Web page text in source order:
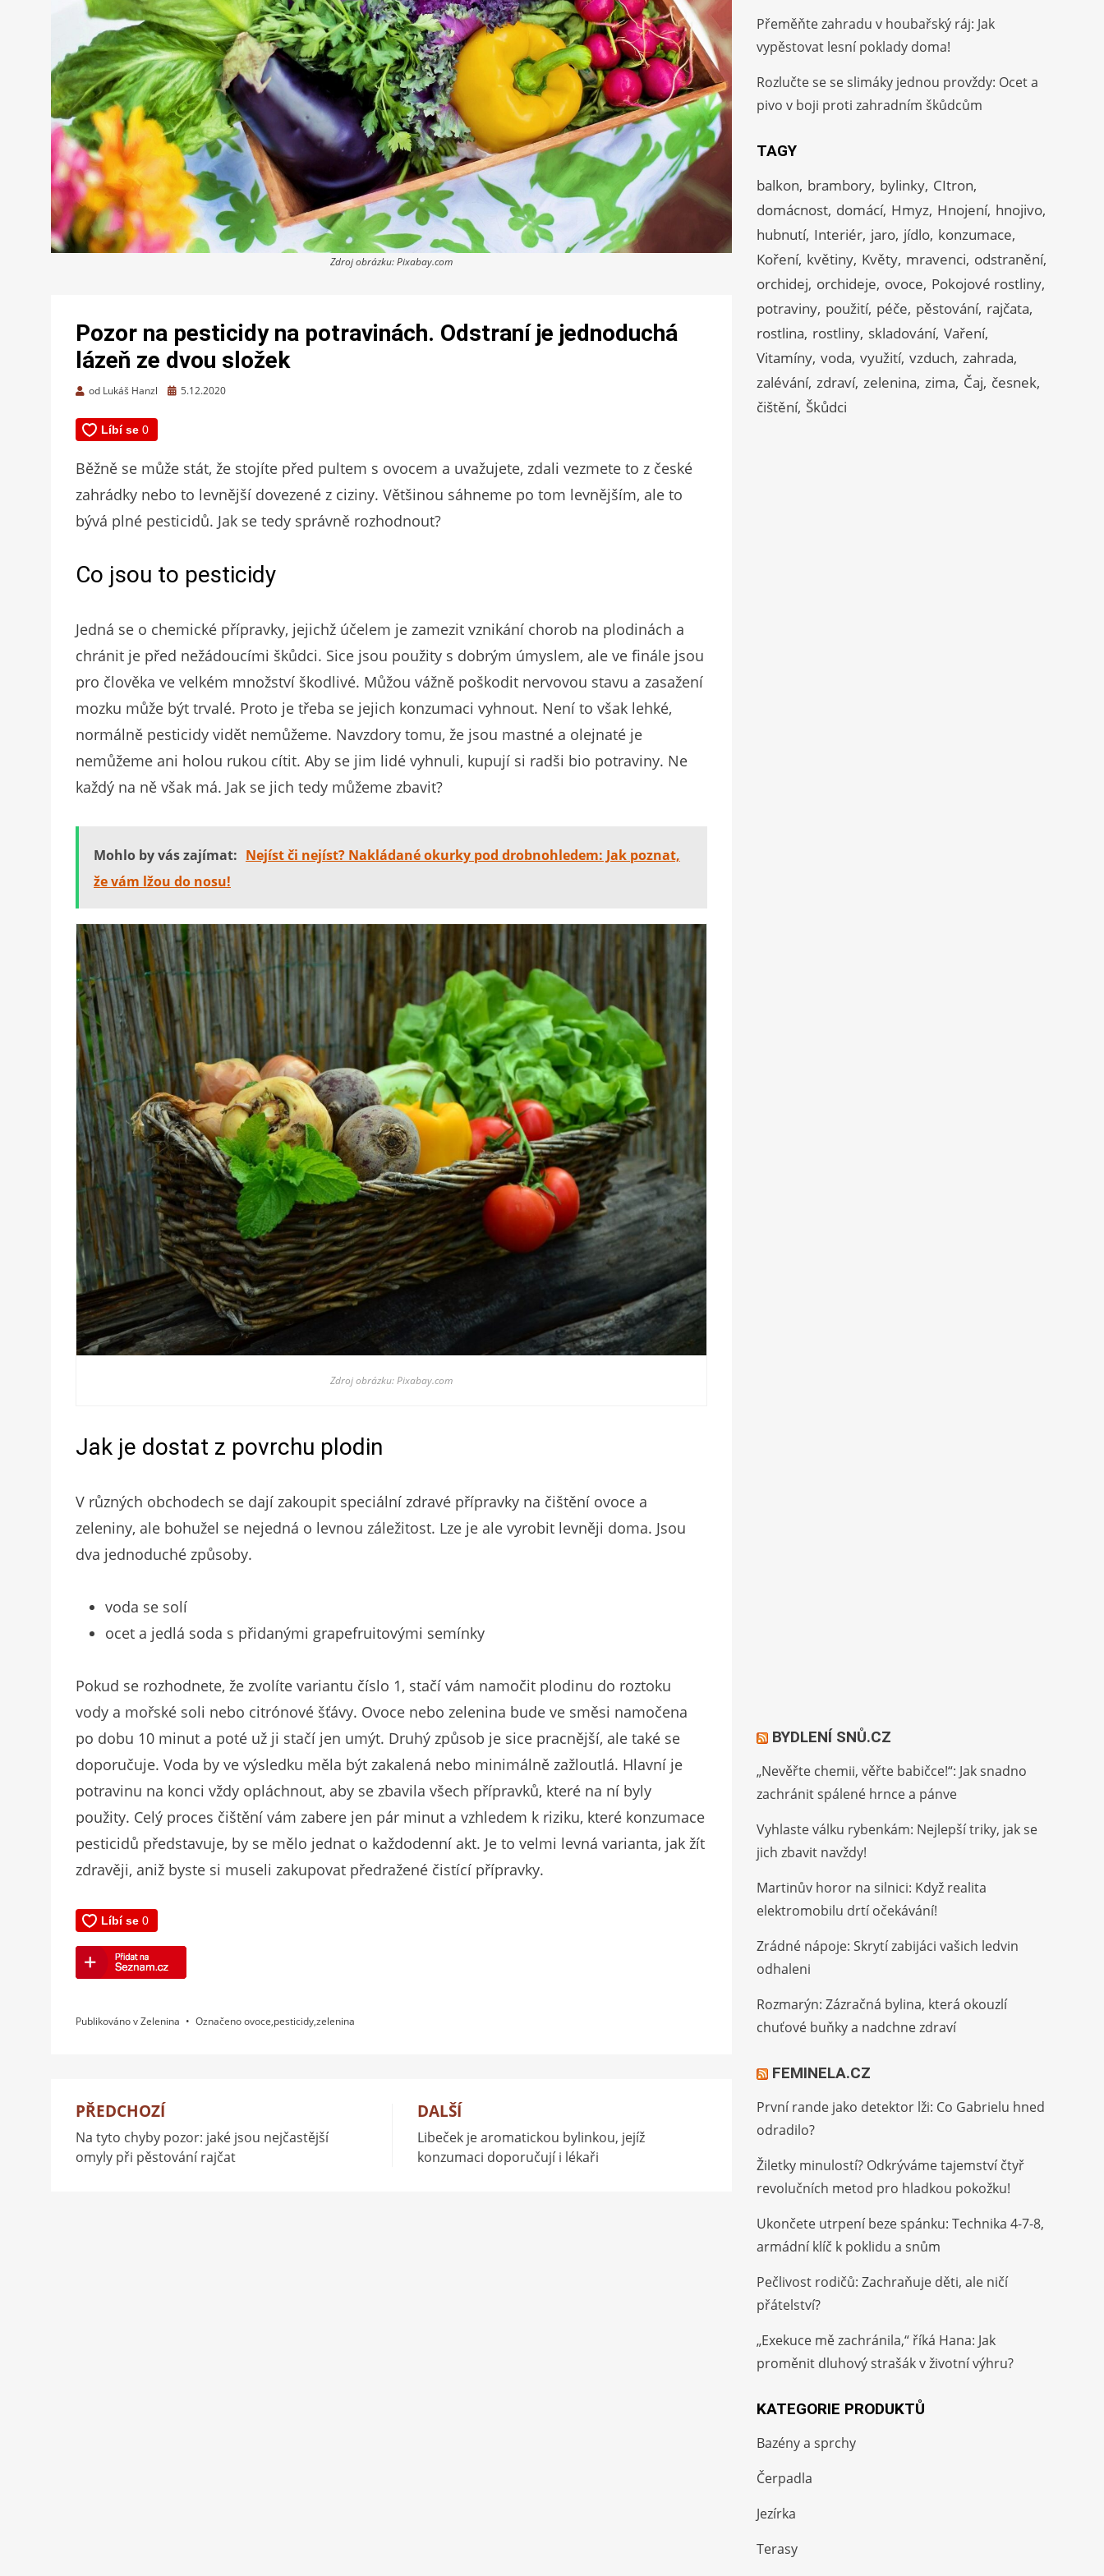
Zdroj obrázku: Pixabay.com
Pozor na pesticidy na potravinách. Odstraní je jednoduchá
lázeň ze dvou složek
od Lukáš Hanzl
Zveřejněno
5.12.2020
Běžně se může stát, že stojíte před pultem s ovocem a uvažujete, zdali vezmete to z české
zahrádky nebo to levnější dovezené z ciziny. Většinou sáhneme po tom levnějším, ale to
bývá plné pesticidů. Jak se tedy správně rozhodnout?
Co jsou to pesticidy
Jedná se o chemické přípravky, jejichž účelem je zamezit vznikání chorob na plodinách a
chránit je před nežádoucími škůdci. Sice jsou použity s dobrým úmyslem, ale ve finále jsou
pro člověka ve velkém množství škodlivé. Můžou vážně poškodit nervovou stavu a zasažení
mozku může být trvalé. Proto je třeba se jejich konzumaci vyhnout. Není to však lehké,
normálně pesticidy vidět nemůžeme. Navzdory tomu, že jsou mastné a olejnaté je
nemůžeme ani holou rukou cítit. Aby se jim lidé vyhnuli, kupují si radši bio potraviny. Ne
každý na ně však má. Jak se jich tedy můžeme zbavit?
Mohlo by vás zajímat: Nejíst či nejíst? Nakládané okurky pod drobnohledem: Jak poznat,
že vám lžou do nosu!
Zdroj obrázku: Pixabay.com
Jak je dostat z povrchu plodin
V různých obchodech se dají zakoupit speciální zdravé přípravky na čištění ovoce a
zeleniny, ale bohužel se nejedná o levnou záležitost. Lze je ale vyrobit levněji doma. Jsou
dva jednoduché způsoby.
voda se solí
ocet a jedlá soda s přidanými grapefruitovými semínky
Pokud se rozhodnete, že zvolíte variantu číslo 1, stačí vám namočit plodinu do roztoku
vody a mořské soli nebo citrónové šťávy. Ovoce nebo zelenina bude ve směsi namočena
po dobu 10 minut a poté už ji stačí jen umýt. Druhý způsob je sice pracnější, ale také se
doporučuje. Voda by ve výsledku měla být zakalená nebo minimálně zažloutlá. Hlavní je
potravinu na konci vždy opláchnout, aby se zbavila všech přípravků, které na ní byly
použity. Celý proces čištění vám zabere jen pár minut a vzhledem k riziku, které konzumace
pesticidů představuje, by se mělo jednat o každodenní akt. Je to velmi levná varianta, jak žít
zdravěji, aniž byste si museli zakupovat předražené čistící přípravky.
Publikováno vZelenina Označenoovoce,pesticidy,zelenina
Navigace
pro
PŘEDCHOZÍ
Na tyto chyby pozor: jaké jsou nejčastější
omyly při pěstování rajčat
DALŠÍ
Libeček je aromatickou bylinkou, jejíž
konzumaci doporučují i lékaři
Přeměňte zahradu v houbařský ráj: Jak
vypěstovat lesní poklady doma!
Rozlučte se se slimáky jednou provždy: Ocet a
pivo v boji proti zahradním škůdcům
TAGY
balkon brambory bylinky CItron
domácnost domácí Hmyz Hnojení hnojivo
hubnutí Interiér jaro jídlo konzumace
Koření květiny Květy mravenci odstranění
orchidej orchideje ovoce Pokojové rostliny
potraviny použití péče pěstování rajčata
rostlina rostliny skladování Vaření
Vitamíny voda využití vzduch zahrada
zalévání zdraví zelenina zima Čaj česnek
čištění Škůdci
BYDLENÍ SNŮ.CZ
„Nevěřte chemii, věřte babičce!“: Jak snadno
zachránit spálené hrnce a pánve
Vyhlaste válku rybenkám: Nejlepší triky, jak se
jich zbavit navždy!
Martinův horor na silnici: Když realita
elektromobilu drtí očekávání!
Zrádné nápoje: Skrytí zabijáci vašich ledvin
odhaleni
Rozmarýn: Zázračná bylina, která okouzlí
chuťové buňky a nadchne zdraví
FEMINELA.CZ
První rande jako detektor lži: Co Gabrielu hned
odradilo?
Žiletky minulostí? Odkrýváme tajemství čtyř
revolučních metod pro hladkou pokožku!
Ukončete utrpení beze spánku: Technika 4-7-8,
armádní klíč k poklidu a snům
Pečlivost rodičů: Zachraňuje děti, ale ničí
přátelství?
„Exekuce mě zachránila,“ říká Hana: Jak
proměnit dluhový strašák v životní výhru?
KATEGORIE PRODUKTŮ
Bazény a sprchy
Čerpadla
Jezírka
Terasy